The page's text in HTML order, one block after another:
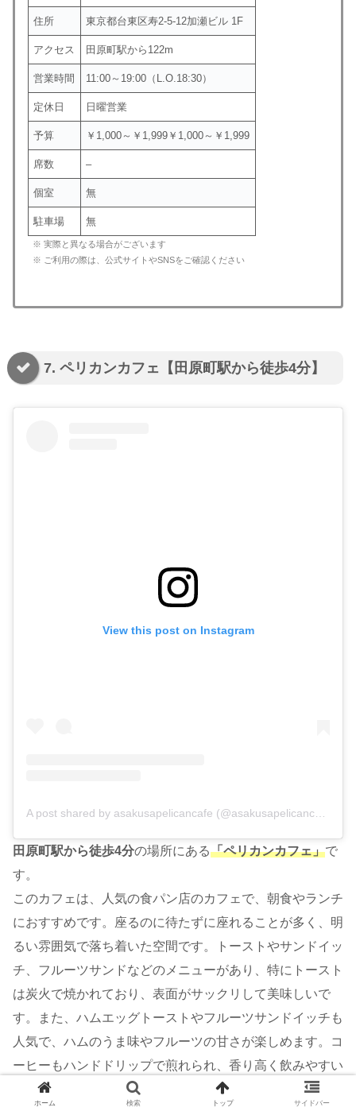
住所 東京都台東区寿2-5-12加瀬ビル 1F
アクセス 田原町駅から122m
営業時間 11:00～19:00（L.O.18:30）
定休日 日曜営業
予算 ￥1,000～￥1,999￥1,000～￥1,999
席数 –
個室 無
駐車場 無
※ 実際と異なる場合がございます
※ ご利用の際は、公式サイトやSNSをご確認ください
7. ペリカンカフェ【田原町駅から徒歩4分】
View this post on Instagram
田原町駅から徒歩4分の場所にある「ペリカンカフェ」で
す。
このカフェは、人気の食パン店のカフェで、朝食やランチ
におすすめです。座るのに待たずに座れることが多く、明
るい雰囲気で落ち着いた空間です。トーストやサンドイッ
チ、フルーツサンドなどのメニューがあり、特にトースト
は炭火で焼かれており、表面がサックリして美味しいで
す。また、ハムエッグトーストやフルーツサンドイッチも
人気で、ハムのうま味やフルーツの甘さが楽しめます。コ
ーヒーもハンドドリップで煎れられ、香り高く飲みやすい
です。全体的に美味しい料理と落ち着いた雰囲気が特徴で
ホーム 検索 トップ サイドバー